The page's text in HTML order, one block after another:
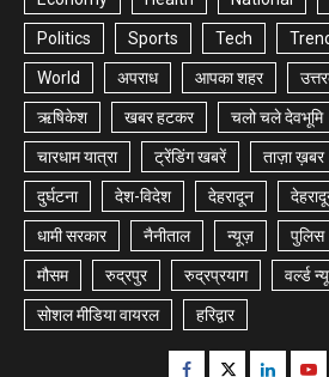
Politics Sports Tech
World अपराध आपका शहर
ऋषिकेश खबर हटकर चलो चले देवभूमि
चारधाम यात्रा ट्रेंडिंग खबरें ताज़ा ख़बर
दुर्घटना देश-विदेश देहरादून
धामी सरकार नैनीताल न्यूज़ पुलिस
मौसम रुद्रपुर रुद्रप्रयाग वर्ल्ड
सोशल मीडिया वायरल हरिद्वार
Facebook
TwitterLinkedin